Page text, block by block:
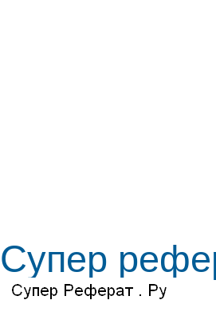
Супер